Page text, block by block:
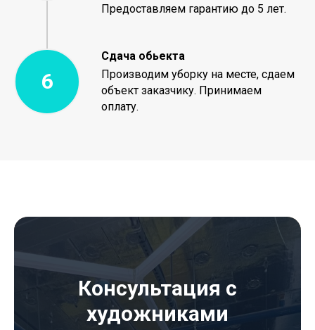
Предоставляем гарантию до 5 лет.
Сдача обьекта
Производим уборку на месте, сдаем
объект заказчику. Принимаем
оплату.
Консультация с
художниками